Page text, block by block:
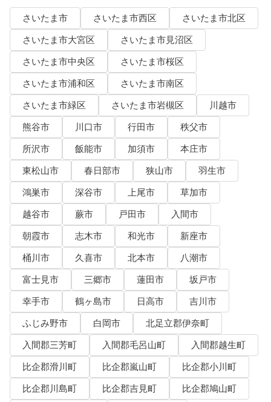
さいたま市 さいたま市西区
さいたま市北区
さいたま市大宮区
さいたま市見沼区
さいたま市中央区
さいたま市桜区
さいたま市浦和区
さいたま市南区
さいたま市緑区
さいたま市岩槻区
川越市
熊谷市
川口市 行田市
秩父市
所沢市
飯能市 加須市
本庄市
東松山市
春日部市 狭山市
羽生市
鴻巣市
深谷市 上尾市
草加市
越谷市
蕨市 戸田市
入間市
朝霞市
志木市 和光市
新座市
桶川市
久喜市 北本市
八潮市
富士見市
三郷市 蓮田市
坂戸市
幸手市
鶴ヶ島市 日高市
吉川市
ふじみ野市
白岡市
北足立郡伊奈町
入間郡三芳町
入間郡毛呂山町
入間郡越生町
比企郡滑川町
比企郡嵐山町
比企郡小川町
比企郡川島町
比企郡吉見町
比企郡鳩山町